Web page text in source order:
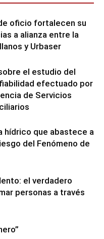
oficio fortalecen su
a alianza entre la
y Urbaser
el estudio del
efectuado por
de Servicios
hídrico que abastece a
del Fenómeno de
el verdadero
personas a través